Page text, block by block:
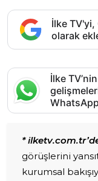
İlke
olarak
İlke
*
görüşlerini
kurumsal